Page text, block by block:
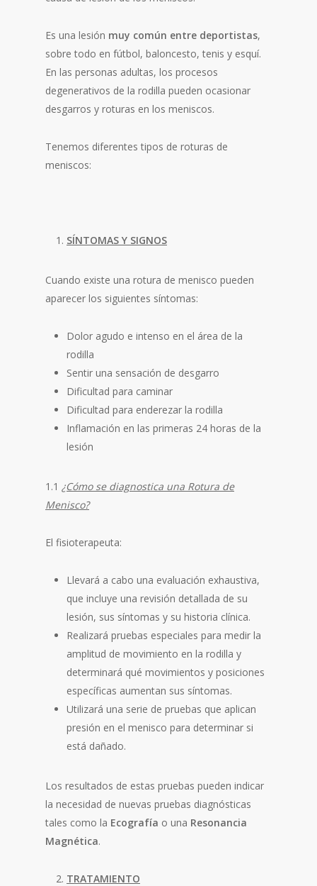
Es una lesión muy común entre deportistas,
sobre todo en fútbol, baloncesto, tenis y esquí.
En las personas adultas, los procesos
degenerativos de la rodilla pueden ocasionar
desgarros y roturas en los meniscos.
Tenemos diferentes tipos de roturas de
meniscos:
SÍNTOMAS Y SIGNOS
Cuando existe una rotura de menisco pueden
aparecer los siguientes síntomas:
Dolor agudo e intenso en el área de la
rodilla
Sentir una sensación de desgarro
Dificultad para caminar
Dificultad para enderezar la rodilla
Inflamación en las primeras 24 horas de la
lesión
1.1 ¿Cómo se diagnostica una Rotura de
Menisco?
El fisioterapeuta:
Llevará a cabo una evaluación exhaustiva,
que incluye una revisión detallada de su
lesión, sus síntomas y su historia clínica.
Realizará pruebas especiales para medir la
amplitud de movimiento en la rodilla y
determinará qué movimientos y posiciones
específicas aumentan sus síntomas.
Utilizará una serie de pruebas que aplican
presión en el menisco para determinar si
está dañado.
Los resultados de estas pruebas pueden indicar
la necesidad de nuevas pruebas diagnósticas
tales como la Ecografía o una Resonancia
Magnética.
TRATAMIENTO